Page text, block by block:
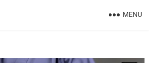
MENU